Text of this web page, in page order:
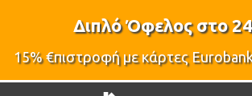
Διπλό Όφελος στο
15% €πιστροφή με κάρτες